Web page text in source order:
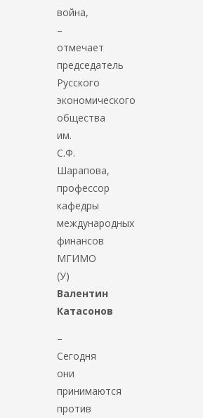
война,
–
отмечает
председатель
Русского
экономического
общества
им.
С.Ф.
Шарапова,
профессор
кафедры
международных
финансов
МГИМО
(У)
Валентин
Катасонов
–
Сегодня
они
принимаются
против